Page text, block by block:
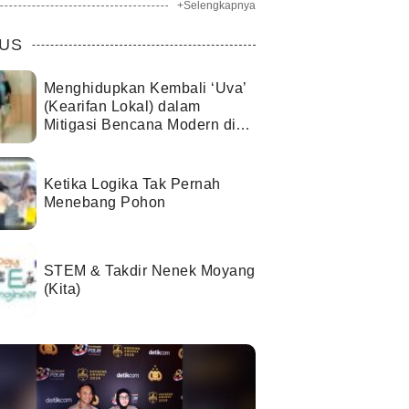
+Selengkapnya
Menghidupkan Kembali ‘Uva’
(Kearifan Lokal) dalam
Mitigasi Bencana Modern di
Ketika Logika Tak Pernah
Menebang Pohon
STEM & Takdir Nenek Moyang
(Kita)